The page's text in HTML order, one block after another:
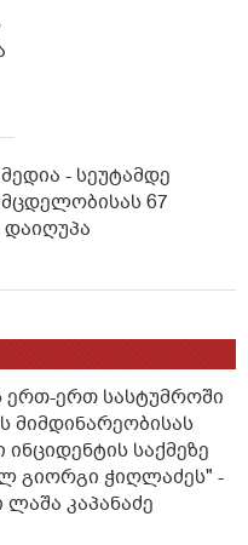
- სეუტამდე
67
ერთ-ერთ სასტუმროში
მიმდინარეობისას
საქმეზე
გიორგი ჭიღლაძეს" -
კაპანაძე